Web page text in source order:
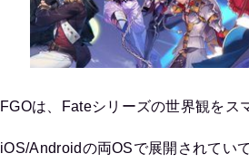
FGOは、Fateシリーズの世界観をス
iOS/Androidの両OSで展開されてい